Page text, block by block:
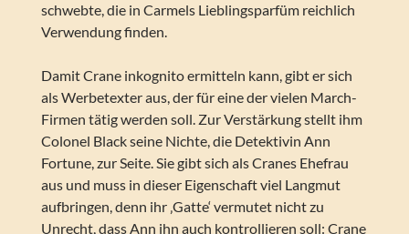
schwebte, die in Carmels Lieblingsparfüm reichlich
Verwendung finden.
Damit Crane inkognito ermitteln kann, gibt er sich
als Werbetexter aus, der für eine der vielen March-
Firmen tätig werden soll. Zur Verstärkung stellt ihm
Colonel Black seine Nichte, die Detektivin Ann
Fortune, zur Seite. Sie gibt sich als Cranes Ehefrau
aus und muss in dieser Eigenschaft viel Langmut
aufbringen, denn ihr ‚Gatte‘ vermutet nicht zu
Unrecht, dass Ann ihn auch kontrollieren soll: Crane